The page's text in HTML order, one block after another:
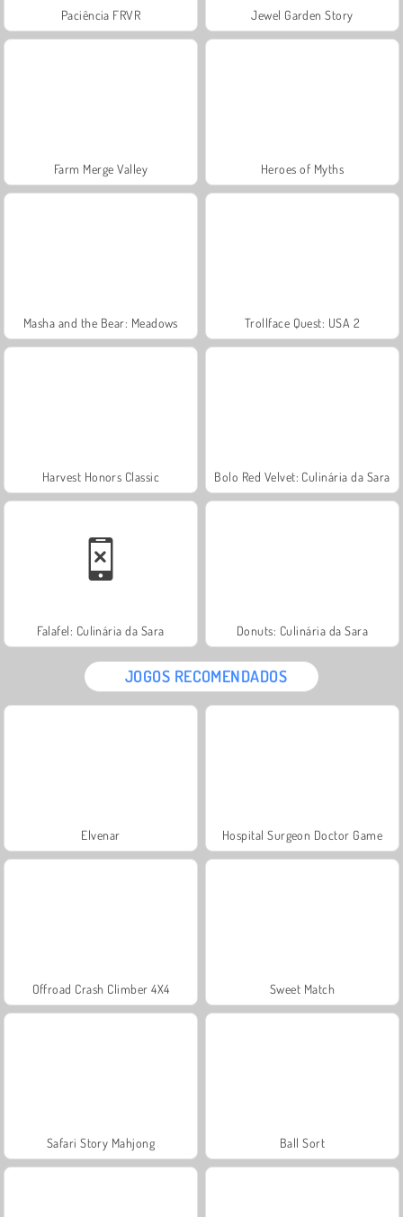
Paciência FRVR Jewel Garden Story
Farm Merge Valley Heroes of Myths
Masha and the Bear: Meadows Trollface Quest: USA 2
Harvest Honors Classic Bolo Red Velvet: Culinária da Sara
Falafel: Culinária da Sara Donuts: Culinária da Sara
JOGOS RECOMENDADOS
Elvenar Hospital Surgeon Doctor Game
Offroad Crash Climber 4X4 Sweet Match
Safari Story Mahjong Ball Sort